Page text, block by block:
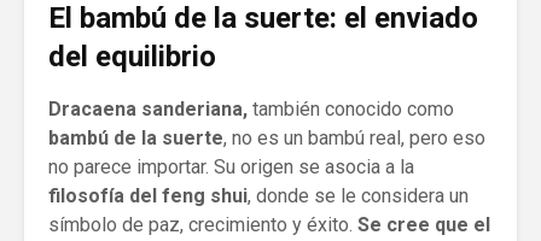
El bambú de la suerte: el enviado
del equilibrio
Dracaena sanderiana, también conocido como
bambú de la suerte, no es un bambú real, pero eso
no parece importar. Su origen se asocia a la
filosofía del feng shui, donde se le considera un
símbolo de paz, crecimiento y éxito. Se cree que el